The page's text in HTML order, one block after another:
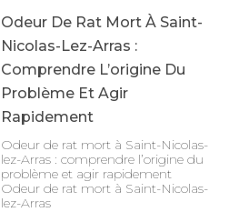
Odeur De Rat Mort À Saint-
Nicolas-Lez-Arras :
Comprendre L’origine Du
Problème Et Agir
Rapidement
Odeur de rat mort à Saint-Nicolas-
lez-Arras : comprendre l’origine du
problème et agir rapidement
Odeur de rat mort à Saint-Nicolas-
lez-Arras